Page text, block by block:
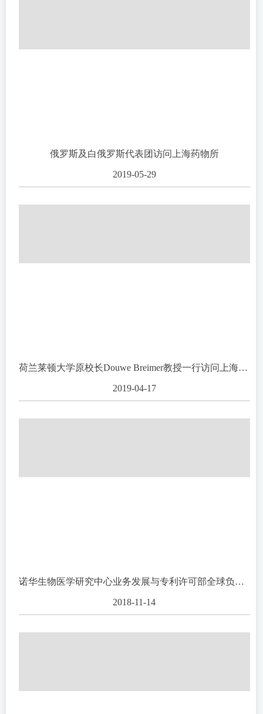
俄罗斯及白俄罗斯代表团访问上海药物所
2019-05-29
荷兰莱顿大学原校长Douwe Breimer教授一行访问上海药物所
2019-04-17
诺华生物医学研究中心业务发展与专利许可部全球负责人Prakash Raman博士一行访问上海药物所
2018-11-14